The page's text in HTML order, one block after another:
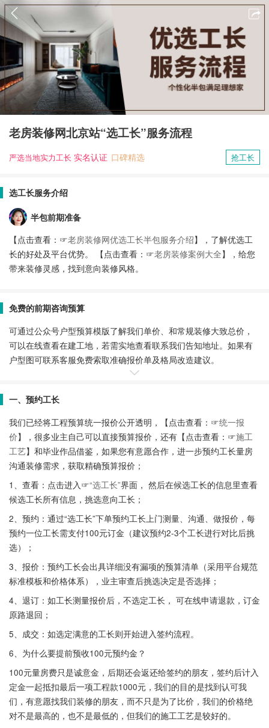
老房装修网北京站“选工长”服务流程
严选当地实力工长 实名认证 口碑精选 抢工长
选工长服务介绍
半包前期准备
【点击查看：☞老房装修网优选工长半包服务介绍】，了解优选工
长的好处及平台优势。 【点击查看：☞老房装修案例大全】，给您
带来装修灵感，找到意向装修风格。
免费的前期咨询预算
可通过公众号户型预算模版了解我们单价、和常规装修大致总价，
可以在线查看在建工地，若需实地查看联系我们告知地址。如果有
户型图可联系客服免费索取准确报价单及格局改造建议。
一、预约工长
我们已经将工程预算统一报价公开透明，【点击查看：☞统一报
价】，很多业主自己可以直接预算报价，还有【点击查看：☞施工
工艺】和毕业作品借鉴，如果您有意愿合作，进一步预约工长量房
沟通装修需求，获取精确预算报价；
1、查看：点击进入☞“选工长”界面， 然后在候选工长的信息里查看
候选工长所有信息，挑选意向工长；
2、预约：通过“选工长”下单预约工长上门测量、沟通、做报价，每
预约一位工长需支付100元订金（建议预约2-3个工长进行对比后挑
选）；
3、报价：预约工长会出具详细没有漏项的预算清单（采用平台规范
标准模板和价格体系），业主审查后挑选决定是否选择；
4、退订：如工长测量报价后，不选定工长， 可在线申请退款，订金
原路退回；
5、成交：如选定满意的工长则开始进入签约流程。
6、为什么要提前预收100元预约金？
100元量房费只是诚意金，后期还会返还给签约的朋友，签约后计入
定金一起抵扣最后一项工程款1000元，我们的目的是找到认可我
们，有意愿找我们装修的朋友，而不只是为了比价，我们的价格绝
对不是最高的，也不是最低的，但我们的施工工艺是较好的。